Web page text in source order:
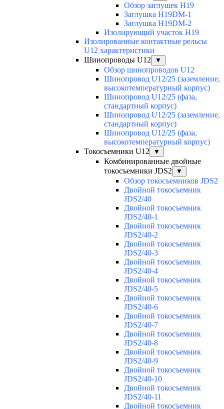
Обзор заглушек H19
Заглушка H19DM-1
Заглушка H19DM-2
Изолирующий участок H19
Изолированные контактные рельсы
U12 характеристики
Шинопроводы U12
▼
Обзор шинопроводов U12
Шинопровод U12/25 (заземление,
высокотемпературный корпус)
Шинопровод U12/25 (фаза,
стандартный корпус)
Шинопровод U12/25 (заземление,
стандартный корпус)
Шинопровод U12/25 (фаза,
высокотемпературный корпус)
Токосъемники U12
▼
Комбинированные двойные
токосъемники JDS2
▼
Обзор токосъемников JDS2
Двойной токосъемник
JDS2/40
Двойной токосъемник
JDS2/40-1
Двойной токосъемник
JDS2/40-2
Двойной токосъемник
JDS2/40-3
Двойной токосъемник
JDS2/40-4
Двойной токосъемник
JDS2/40-5
Двойной токосъемник
JDS2/40-6
Двойной токосъемник
JDS2/40-7
Двойной токосъемник
JDS2/40-8
Двойной токосъемник
JDS2/40-9
Двойной токосъемник
JDS2/40-10
Двойной токосъемник
JDS2/40-11
Двойной токосъемник